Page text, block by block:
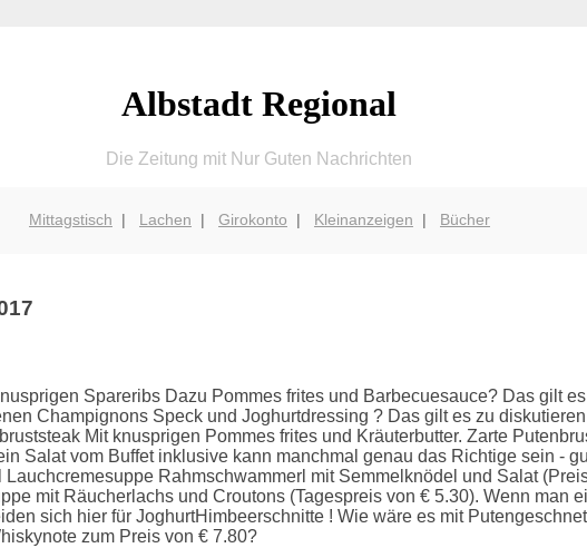
Albstadt Regional
Die Zeitung mit Nur Guten Nachrichten
Mittagstisch | Lachen | Girokonto | Kleinanzeigen | Bücher
Spareribs Dazu Pommes frites und Barbecuesauce? Das gilt
Champignons Speck und Joghurtdressing ? Das gilt es zu
Mit knusprigen Pommes frites und Kräuterbutter. Zarte
Salat vom Buffet inklusive kann manchmal genau das Richtige sein -
Rahmschwammerl mit Semmelknödel und Salat
mit Räucherlachs und Croutons (Tagespreis von € 5.30). Wenn man
sich hier für JoghurtHimbeerschnitte ! Wie wäre es mit
zum Preis von € 7.80?